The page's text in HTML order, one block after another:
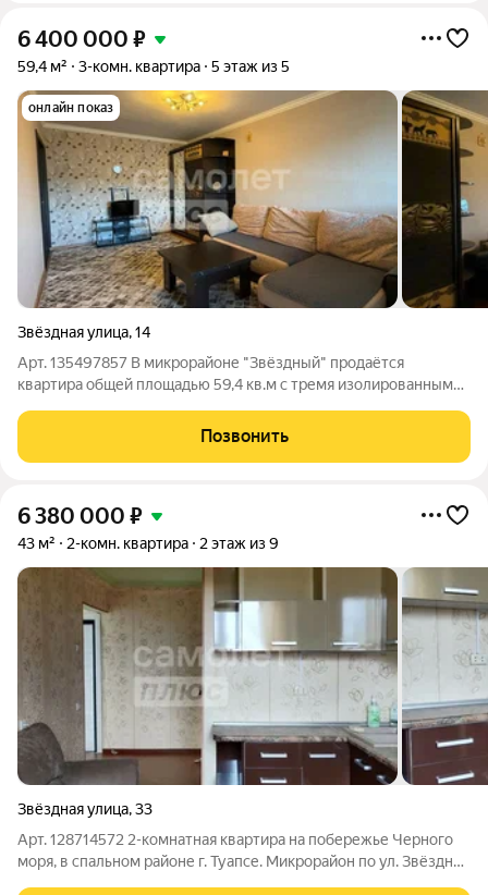
6 400 000 ₽
59,4 м² 3-комн. квартира 5 этаж из 5
онлайн показ
Звёздная улица,14
Арт. 135497857 В микрорайоне "Звёздный" продаётся
квартира общей площадью 59,4 кв.м с тремя изолированными
Квартира светлая, комнаты правильной формы. Просторная
входная группа. Окна выходят во двор
Позвонить
6 380 000 ₽
43 м² 2-комн. квартира 2 этаж из 9
Звёздная улица,33
Арт. 128714572 2-комнатная квартира на побережье Черного
моря, в спальном районе г. Туапсе. Микрорайон по ул. Звёздная